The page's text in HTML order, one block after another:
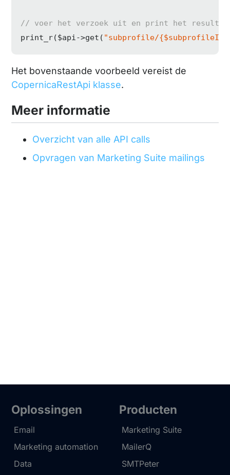
// voer het verzoek uit en print het
print_r($api->get( "subprofile/
Het bovenstaande voorbeeld vereist de
CopernicaRestApi klasse.
Meer informatie
Overzicht van alle API calls
Opvragen van Marketing Suite mailings
Oplossingen
Email
Marketing automation
Data
Producten
Marketing Suite
MailerQ
SMTPeter